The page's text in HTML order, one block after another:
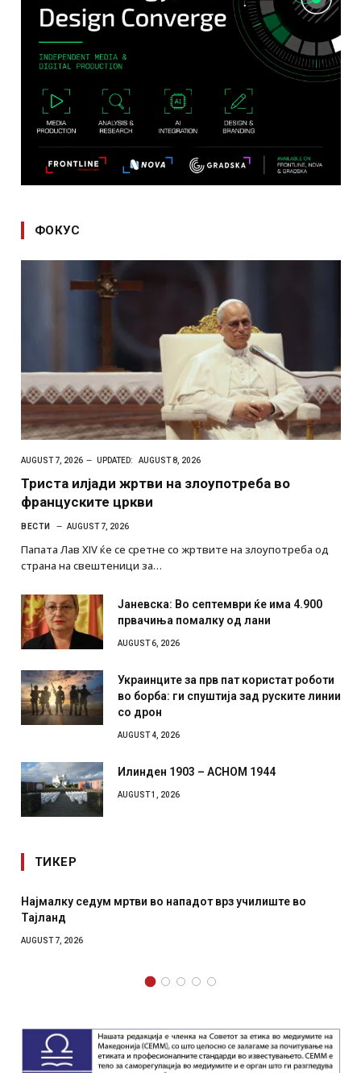
ФОКУС
AUGUST 7, 2026 UPDATED: AUGUST 8, 2026
Триста илјади жртви на злоупотреба во
француските цркви
ВЕСТИ AUGUST 7, 2026
Папата Лав XIV ќе се сретне со жртвите на злоупотреба од
страна на свештеници за…
Јаневска: Во септември ќе има 4.900
првачиња помалку од лани
AUGUST 6, 2026
Украинците за прв пат користат роботи
во борба: ги спуштија зад руските линии
со дрон
AUGUST 4, 2026
Илинден 1903 – АСНОМ 1944
AUGUST 1, 2026
ТИКЕР
Најмалку седум мртви во нападот врз училиште во
Тајланд
AUGUST 7, 2026